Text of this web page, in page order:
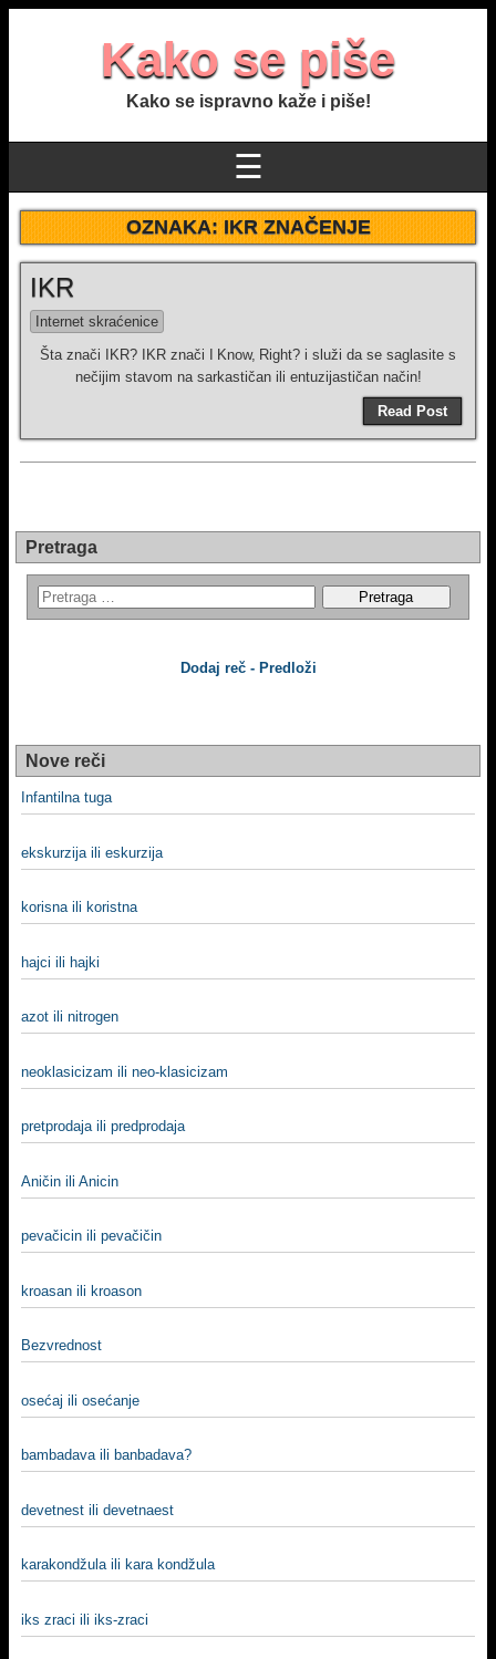
Kako se piše
Kako se ispravno kaže i piše!
☰
OZNAKA:IKR ZNAČENJE
IKR
Internet skraćenice
Šta znači IKR? IKR znači I Know, Right? i služi da se saglasite s
nečijim stavom na sarkastičan ili entuzijastičan način!
Read Post
Pretraga
Dodaj reč - Predloži
Nove reči
Infantilna tuga
ekskurzija ili eskurzija
korisna ili koristna
hajci ili hajki
azot ili nitrogen
neoklasicizam ili neo-klasicizam
pretprodaja ili predprodaja
Aničin ili Anicin
pevačicin ili pevačičin
kroasan ili kroason
Bezvrednost
osećaj ili osećanje
bambadava ili banbadava?
devetnest ili devetnaest
karakondžula ili kara kondžula
iks zraci ili iks-zraci